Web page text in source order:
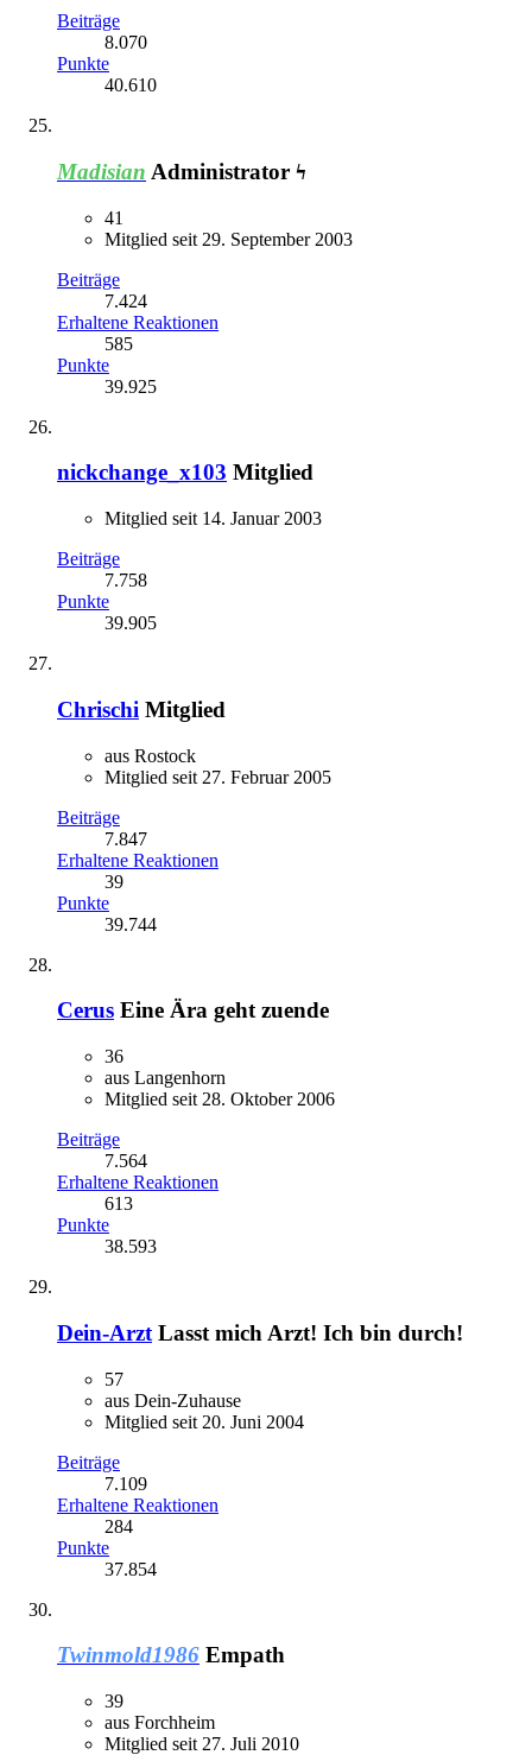
Beiträge
8.070
Punkte
40.610
Madisian Administrator ϟ
41
Mitglied seit 29. September 2003
Beiträge
7.424
Erhaltene Reaktionen
585
Punkte
39.925
nickchange_x103 Mitglied
Mitglied seit 14. Januar 2003
Beiträge
7.758
Punkte
39.905
Chrischi Mitglied
aus Rostock
Mitglied seit 27. Februar 2005
Beiträge
7.847
Erhaltene Reaktionen
39
Punkte
39.744
Cerus Eine Ära geht zuende
36
aus Langenhorn
Mitglied seit 28. Oktober 2006
Beiträge
7.564
Erhaltene Reaktionen
613
Punkte
38.593
Dein-Arzt Lasst mich Arzt! Ich bin durch!
57
aus Dein-Zuhause
Mitglied seit 20. Juni 2004
Beiträge
7.109
Erhaltene Reaktionen
284
Punkte
37.854
Twinmold1986 Empath
39
aus Forchheim
Mitglied seit 27. Juli 2010